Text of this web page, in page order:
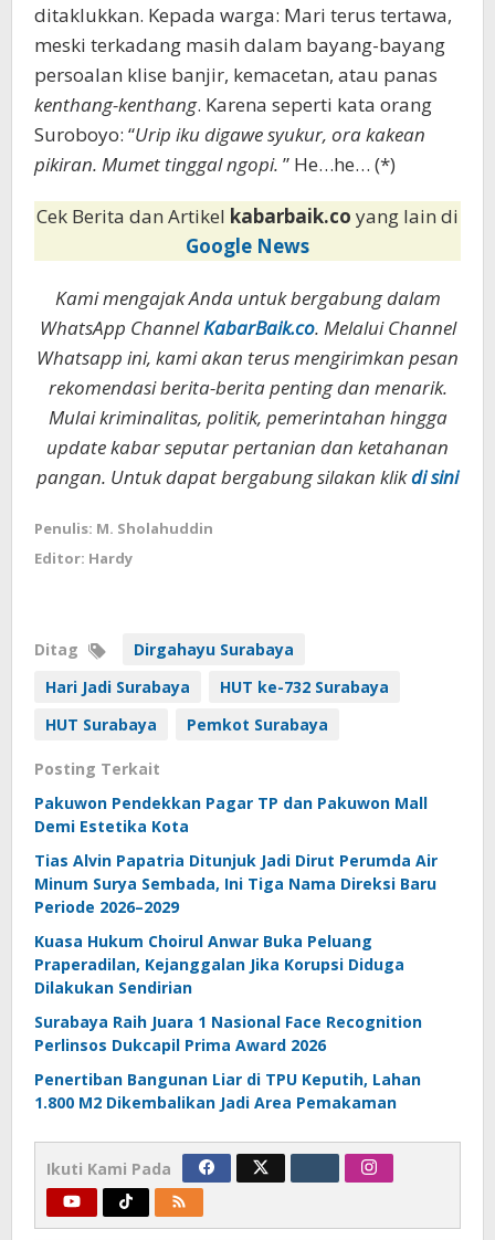
ditaklukkan. Kepada warga: Mari terus tertawa,
meski terkadang masih dalam bayang-bayang
persoalan klise banjir, kemacetan, atau panas
kenthang-kenthang. Karena seperti kata orang
Suroboyo: “Urip iku digawe syukur, ora kakean
pikiran. Mumet tinggal ngopi. ” He…he… (*)
Cek Berita dan Artikel kabarbaik.co yang lain di
Google News
Kami mengajak Anda untuk bergabung dalam
WhatsApp ChannelKabarBaik.co. Melalui Channel
Whatsapp ini, kami akan terus mengirimkan pesan
rekomendasi berita-berita penting dan menarik.
Mulai kriminalitas, politik, pemerintahan hingga
update kabar seputar pertanian dan ketahanan
pangan. Untuk dapat bergabung silakan klikdi sini
Penulis: M. Sholahuddin
Editor: Hardy
Ditag
Dirgahayu Surabaya
Hari Jadi Surabaya
HUT ke-732 Surabaya
HUT Surabaya
Pemkot Surabaya
Posting Terkait
Pakuwon Pendekkan Pagar TP dan Pakuwon Mall
Demi Estetika Kota
Tias Alvin Papatria Ditunjuk Jadi Dirut Perumda Air
Minum Surya Sembada, Ini Tiga Nama Direksi Baru
Periode 2026–2029
Kuasa Hukum Choirul Anwar Buka Peluang
Praperadilan, Kejanggalan Jika Korupsi Diduga
Dilakukan Sendirian
Surabaya Raih Juara 1 Nasional Face Recognition
Perlinsos Dukcapil Prima Award 2026
Penertiban Bangunan Liar di TPU Keputih, Lahan
1.800 M2 Dikembalikan Jadi Area Pemakaman
Ikuti Kami Pada